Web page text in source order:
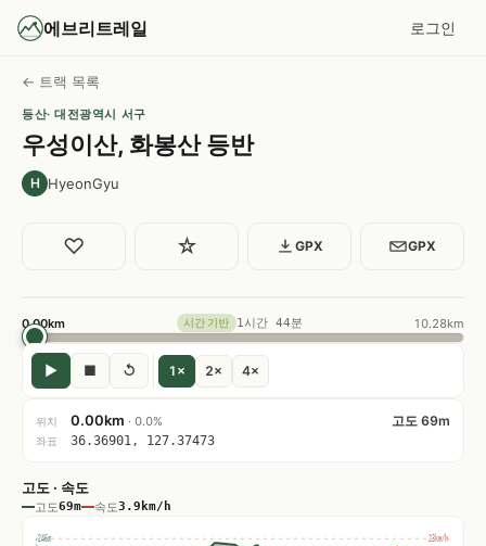
에브리트레일 로그인
← 트랙 목록
등산· 대전광역시 서구
우성이산, 화봉산 등반
H HyeonGyu
♡ ☆ GPX GPX
0.00km 시간 기반 1시간 44분 10.28km
▶ ■ ↺ 1× 2× 4×
위치 0.00km · 0.0% 고도 69m
좌표 36.36901, 127.37473
고도 · 속도
고도69m 속도3.9km/h
246m 23km/h